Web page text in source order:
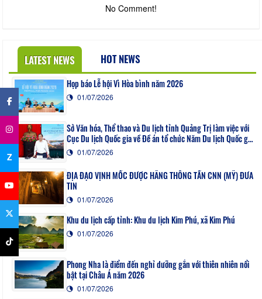
No Comment!
LATEST NEWS HOT NEWS
Họp báo Lễ hội Vì Hòa bình năm 2026
01/07/2026
Sở Văn hóa, Thể thao và Du lịch tỉnh Quảng Trị làm việc với
Cục Du lịch Quốc gia về Đề án tổ chức Năm Du lịch Quốc gia
- Quảng Trị 2027
01/07/2026
ĐỊA ĐẠO VỊNH MỐC ĐƯỢC HÃNG THÔNG TẤN CNN (MỸ) ĐƯA
TIN
01/07/2026
Khu du lịch cấp tỉnh: Khu du lịch Kim Phú, xã Kim Phú
01/07/2026
Phong Nha là điểm đến nghỉ dưỡng gắn với thiên nhiên nổi
bật tại Châu Á năm 2026
01/07/2026
×
Z